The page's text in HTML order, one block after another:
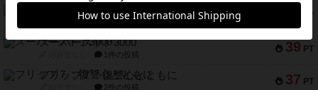
PT
紹介文あり 1件の投稿
39 PT
スーパーストア3000
1件の投稿
37 PT
フリップ７：復讐心とともに
2件の投稿